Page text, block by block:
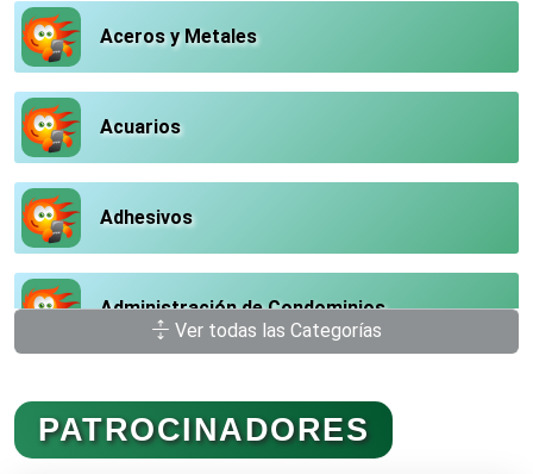
Aceros y Metales
Acuarios
Adhesivos
Administración de Condominios
Administración de Empresas
Ver todas las Categorías
PATROCINADORES